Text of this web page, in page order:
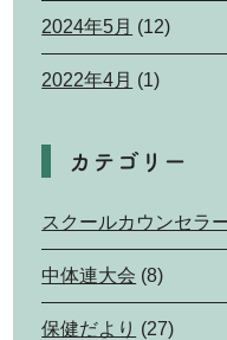
2024年5月 (12)
2022年4月 (1)
カテゴリー
スクールカウンセラ
中体連大会 (8)
保健だより (27)